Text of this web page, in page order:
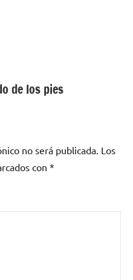
de los pies
no será publicada. Los
con *